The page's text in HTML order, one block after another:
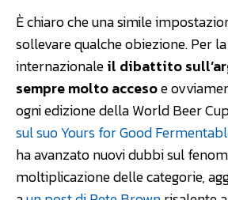
È chiaro che una simile
sollevare qualche obiezione. Per
internazionaleil dibattito
sempre molto accesoe
ogni edizione della World Beer
sul suo Yours for Good
ha avanzato nuovi dubbi sul
moltiplicazione delle categorie,